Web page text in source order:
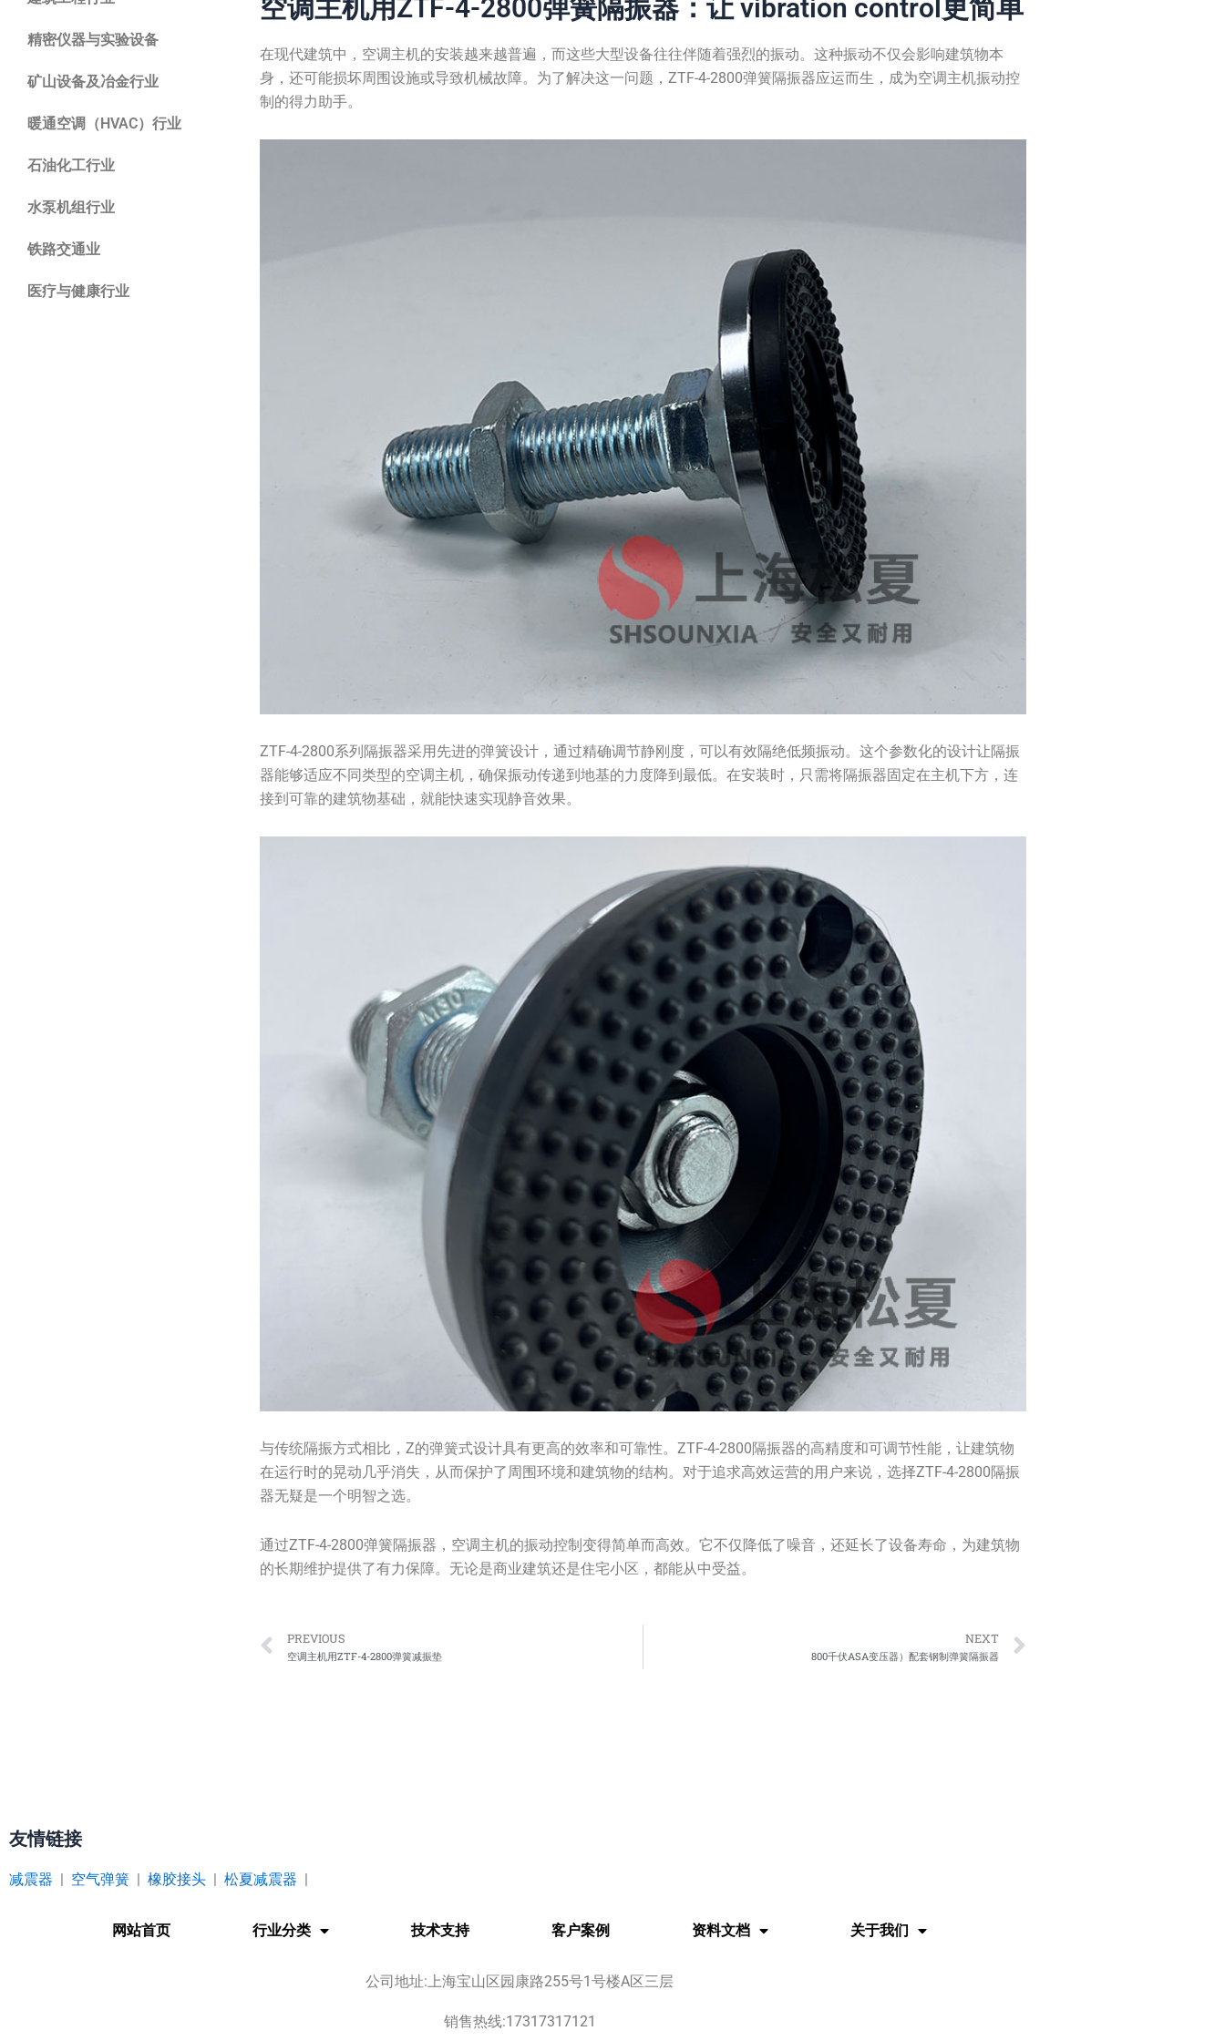
精密仪器与实验设备
矿山设备及冶金行业
暖通空调（HVAC）行业
石油化工行业
水泵机组行业
铁路交通业
医疗与健康行业
空调主机用ZTF-4-2800弹簧隔振器：让 vibration control更简单
在现代建筑中，空调主机的安装越来越普遍，而这些大型设备往往伴随着强烈的振动。这种振动不仅会影响建筑物本
身，还可能损坏周围设施或导致机械故障。为了解决这一问题，ZTF-4-2800弹簧隔振器应运而生，成为空调主机振动控
制的得力助手。
ZTF-4-2800系列隔振器采用先进的弹簧设计，通过精确调节静刚度，可以有效隔绝低频振动。这个参数化的设计让隔振
器能够适应不同类型的空调主机，确保振动传递到地基的力度降到最低。在安装时，只需将隔振器固定在主机下方，连
接到可靠的建筑物基础，就能快速实现静音效果。
与传统隔振方式相比，Z的弹簧式设计具有更高的效率和可靠性。ZTF-4-2800隔振器的高精度和可调节性能，让建筑物
在运行时的晃动几乎消失，从而保护了周围环境和建筑物的结构。对于追求高效运营的用户来说，选择ZTF-4-2800隔振
器无疑是一个明智之选。
通过ZTF-4-2800弹簧隔振器，空调主机的振动控制变得简单而高效。它不仅降低了噪音，还延长了设备寿命，为建筑物
的长期维护提供了有力保障。无论是商业建筑还是住宅小区，都能从中受益。
Prev
PREVIOUS
空调主机用ZTF-4-2800弹簧减振垫
NEXT
800千伏ASA变压器）配套钢制弹簧隔振器
友情链接
减震器 | 空气弹簧 | 橡胶接头 | 松夏减震器 |
网站首页 行业分类 技术支持 客户案例 资料文档 关于我们
公司地址:上海宝山区园康路255号1号楼A区三层
销售热线:17317317121